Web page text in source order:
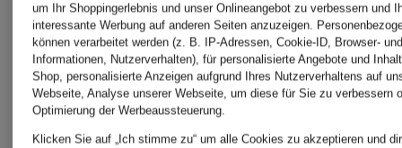
Designer-
Kleider
um Ihr Shoppingerlebnis und unser Onlineangebot zu verbessern und
interessante Werbung auf anderen Seiten anzuzeigen.
können verarbeitet werden (z. B. IP-Adressen, Cookie-ID, Browser-
Informationen, Nutzerverhalten), für personalisierte Angebote und
Shop, personalisierte Anzeigen aufgrund Ihres Nutzerverhaltens auf
Webseite, Analyse unserer Webseite, um diese für Sie zu verbessern
Optimierung der Werbeaussteuerung.
Klicken Sie auf „Ich stimme zu“ um alle Cookies zu akzeptieren und